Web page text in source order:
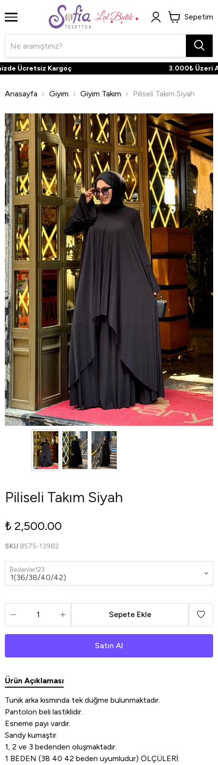
Sepetim
Ücretsiz Kargoç 3.000₺ Üzeri
Anasayfa Giyim Giyim Takım Piliseli Takım Siyah
Piliseli Takım Siyah
₺ 2,500.00
SKU 8575-13982
Bedenler123
Sepete Ekle
Satın Al
Ürün Açıklaması
Tunik arka kısmında tek düğme bulunmaktadır.
Pantolon beli lastiklidir.
Esneme payı vardır.
Sandy kumaştır.
1, 2 ve 3 bedenden oluşmaktadır.
1 BEDEN (38 40 42 beden uyumludur) ÖLÇÜLERİ: